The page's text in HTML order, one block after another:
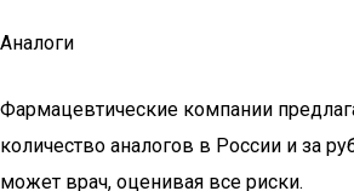
Аналоги
Фармацевтические компании
количество аналогов в России и за
может врач, оценивая все риски.